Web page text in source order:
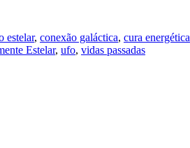
estelar, conexão galáctica, cura energética
Estelar, ufo, vidas passadas